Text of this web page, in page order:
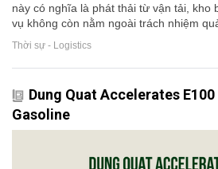
này có nghĩa là phát thải từ vận tải, kho
vụ không còn nằm ngoài trách nhiệm
Thời sự - Logistics
Dung Quat Accelerates
Gasoline